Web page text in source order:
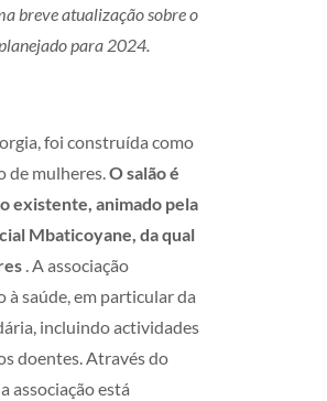
breve atualização sobre o
para 2024.
foi construída como
de mulheres.O salão é
existente, animado pela
Mbaticoyane, da qual
.A associação
saúde, em particular da
incluindo actividades
doentes. Através do
associação está